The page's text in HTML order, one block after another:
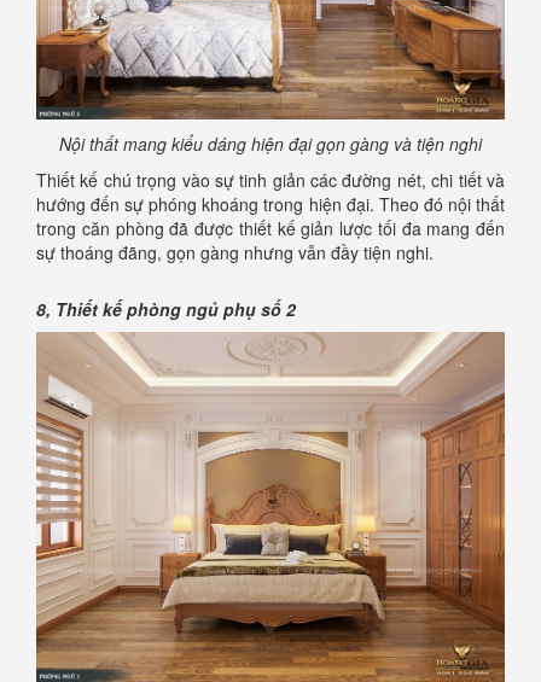
Nội thất mang kiểu dáng hiện đại gọn gàng và tiện nghi
Thiết kế chú trọng vào sự tinh giản các đường nét, chi tiết và
hướng đến sự phóng khoáng trong hiện đại. Theo đó nội thất
trong căn phòng đã được thiết kế giản lược tối đa mang đến
sự thoáng đãng, gọn gàng nhưng vẫn đầy tiện nghi.
8, Thiết kế phòng ngủ phụ số 2